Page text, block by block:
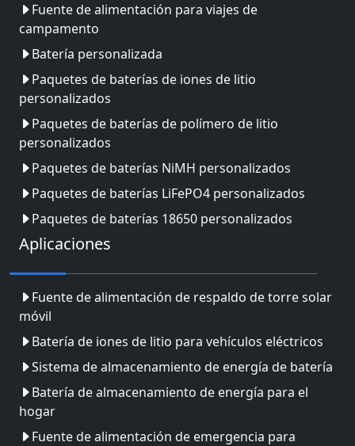
Fuente de alimentación para viajes de
campamento
Batería personalizada
Paquetes de baterías de iones de litio
personalizados
Paquetes de baterías de polímero de litio
personalizados
Paquetes de baterías NiMH personalizados
Paquetes de baterías LiFePO4 personalizados
Paquetes de baterías 18650 personalizados
Aplicaciones
Fuente de alimentación de respaldo de torre solar
móvil
Batería de iones de litio para vehículos eléctricos
Sistema de almacenamiento de energía de batería
Batería de almacenamiento de energía para el
hogar
Fuente de alimentación de emergencia para